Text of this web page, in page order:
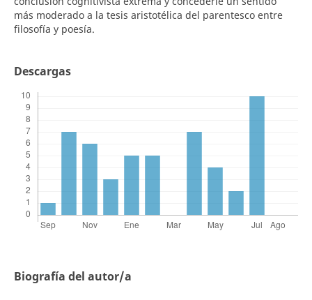
más moderado a la tesis aristotélica del parentesco entre
filosofía y poesía.
Descargas
Biografía del autor/a